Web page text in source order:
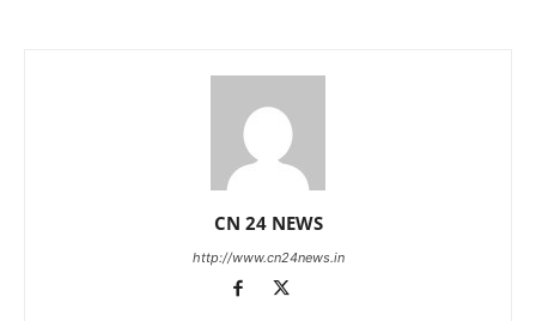
CN 24 NEWS
http://www.cn24news.in